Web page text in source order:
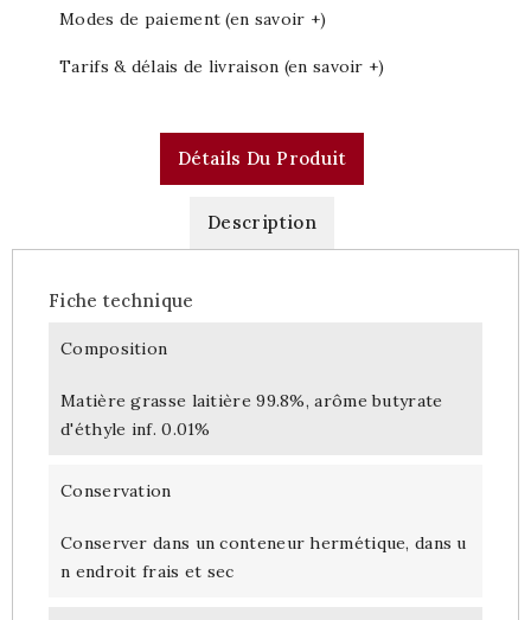
Modes de paiement (en savoir +)
Tarifs & délais de livraison (en savoir +)
Détails Du Produit
Description
Fiche technique
Composition
Matière grasse laitière 99.8%, arôme butyrate
d'éthyle inf. 0.01%
Conservation
Conserver dans un conteneur hermétique, dans u
n endroit frais et sec